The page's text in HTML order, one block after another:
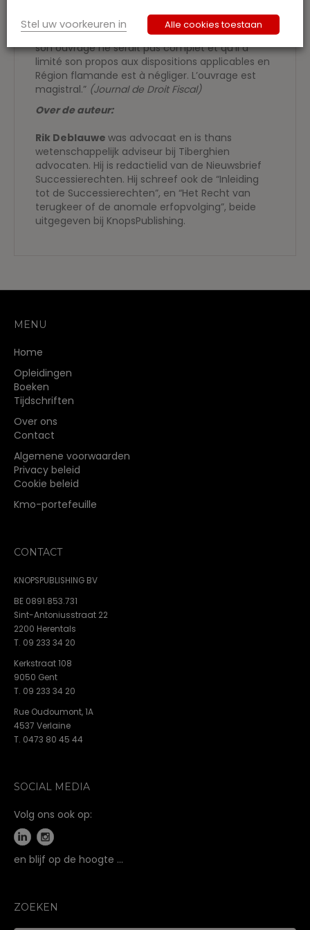
(Tijdschrift Fiscaal Recht)
“L’annonce faite par l’auteur aux lecteurs que
son ouvrage ne serait pas complet et qu’il a
limité son propos aux dispositions applicables en
Région flamande est à négliger. L’ouvrage est
magistral.” (Journal de Droit Fiscal)
Over de auteur:
Rik Deblauwe was advocaat en is thans
wetenschappelijk adviseur bij Tiberghien
advocaten. Hij is redactielid van de Nieuwsbrief
Successierechten. Hij schreef ook de “Inleiding
tot de Successierechten”, en “Het Recht van
terugkeer of de anomale erfopvolging”, beide
uitgegeven bij KnopsPublishing.
MENU
Home
Opleidingen
Boeken
Tijdschriften
Over ons
Contact
Algemene voorwaarden
Privacy beleid
Cookie beleid
Kmo-portefeuille
CONTACT
KNOPSPUBLISHING BV
BE 0891.853.731
Sint-Antoniusstraat 22
2200 Herentals
T. 09 233 34 20
Kerkstraat 108
9050 Gent
T. 09 233 34 20
Rue Oudoumont, 1A
4537 Verlaine
T. 0473 80 45 44
SOCIAL MEDIA
Volg ons ook op:
en blijf op de hoogte …
ZOEKEN
Stel uw voorkeuren in Alle cookies toestaan